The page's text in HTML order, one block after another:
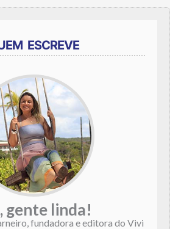
ESCREVE
gente linda!
fundadora e editora do Vivi